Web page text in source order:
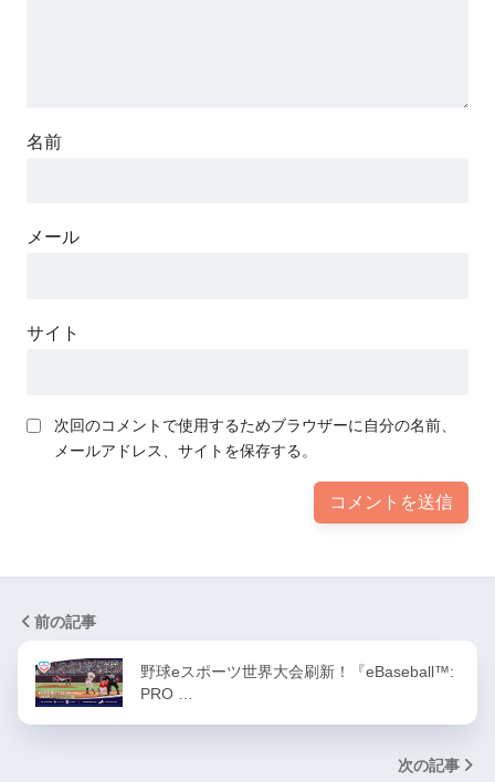
名前
メール
サイト
次回のコメントで使用するためブラウザーに自分の名前、
メールアドレス、サイトを保存する。
前の記事
野球eスポーツ世界大会刷新！『eBaseball™:
PRO …
次の記事